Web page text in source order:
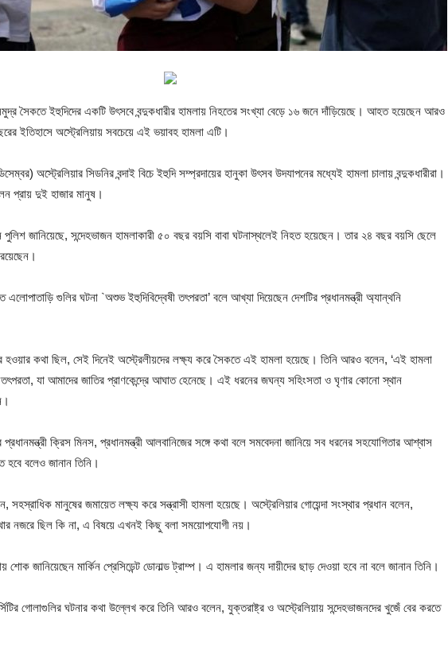
সমুদ্র সৈকতে ইহুদিদের একটি উৎসবে বন্দুকধারীর হামলায় নিহতের সংখ্যা বেড়ে ১৬ জনে দাঁড়িয়েছে। আহত হয়েছেন আরও
অস্ট্রেলিয়ায় সবচেয়ে এই ভয়াবহ হামলা এটি।
অস্ট্রেলিয়ার সিডনির বন্দাই বিচে ইহুদি সম্প্রদায়ের হানুকা উৎসব উদযাপনের মধ্যেই হামলা চালায় বন্দুকধারীরা।
প্রায় দুই হাজার মানুষ।
জানিয়েছে, সন্দেহভাজন হামলাকারী ৫০ বছর বয়সি বাবা ঘটনাস্থলেই নিহত হয়েছেন। তার ২৪ বছর বয়সি ছেলে
এলোপাতাড়ি গুলির ঘটনা `অশুভ ইহুদিবিদ্বেষী তৎপরতা’ বলে আখ্যা দিয়েছেন দেশটির প্রধানমন্ত্রী অ্যান্থনি
হওয়ার কথা ছিল, সেই দিনেই অস্ট্রেলীয়দের লক্ষ্য করে সৈকতে এই হামলা হয়েছে। তিনি আরও বলেন, ‘এই হামলা
তৎপরতা, যা আমাদের জাতির প্রাণকেন্দ্রে আঘাত হেনেছে। এই ধরনের জঘন্য সহিংসতা ও ঘৃণার কোনো স্থান
ক্রিস মিনস, প্রধানমন্ত্রী আলবানিজের সঙ্গে কথা বলে সমবেদনা জানিয়ে সব ধরনের সহযোগিতার আশ্বাস
হবে বলেও জানান তিনি।
সহস্রাধিক মানুষের জমায়েত লক্ষ্য করে সন্ত্রাসী হামলা হয়েছে। অস্ট্রেলিয়ার গোয়েন্দা সংস্থার প্রধান বলেন,
নজরে ছিল কি না, এ বিষয়ে এখনই কিছু বলা সময়োপযোগী নয়।
শোক জানিয়েছেন মার্কিন প্রেসিডেন্ট ডোনাল্ড ট্রাম্প। এ হামলার জন্য দায়ীদের ছাড় দেওয়া হবে না বলে জানান তিনি।
গোলাগুলির ঘটনার কথা উল্লেখ করে তিনি আরও বলেন, যুক্তরাষ্ট্র ও অস্ট্রেলিয়ায় সন্দেহভাজনদের খুজেঁ বের করতে